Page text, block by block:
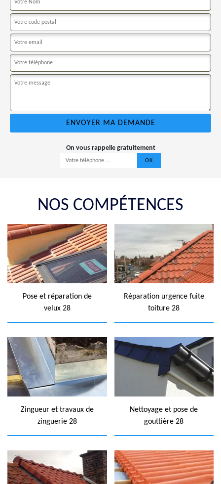
On vous rappelle gratuitement
NOS COMPÉTENCES
Pose et réparation de
velux 28
Réparation urgence fuite
toiture 28
Zingueur et travaux de
zinguerie 28
Nettoyage et pose de
gouttière 28